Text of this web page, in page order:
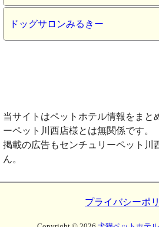
ドッグサロンみるきー
当サイトはペットホテル情報をまと
ーペット川西店様とは無関係です。
掲載の広告もセンチュリーペット川
ん。
プライバシーポ